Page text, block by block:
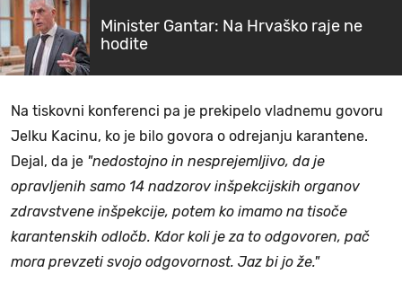
Minister Gantar: Na Hrvaško raje ne
hodite
Na tiskovni konferenci pa je prekipelo vladnemu govoru
Jelku Kacinu, ko je bilo govora o odrejanju karantene.
Dejal, da je "nedostojno in nesprejemljivo, da je
opravljenih samo 14 nadzorov inšpekcijskih organov
zdravstvene inšpekcije, potem ko imamo na tisoče
karantenskih odločb. Kdor koli je za to odgovoren, pač
mora prevzeti svojo odgovornost. Jaz bi jo že."